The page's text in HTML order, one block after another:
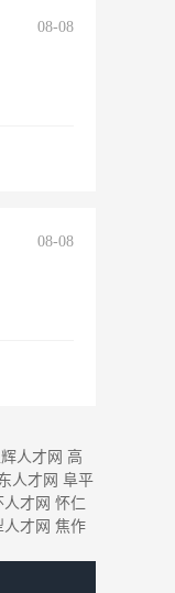
08-08
08-08
辉人才网 高
人才网 阜平
人才网 怀仁
人才网 焦作